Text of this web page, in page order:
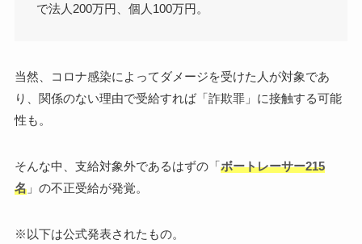
で法人200万円、個人100万円。
当然、コロナ感染によってダメージを受けた人が対象であ
り、関係のない理由で受給すれば「詐欺罪」に接触する可能
性も。
そんな中、支給対象外であるはずの「ボートレーサー215
名」の不正受給が発覚。
※以下は公式発表されたもの。